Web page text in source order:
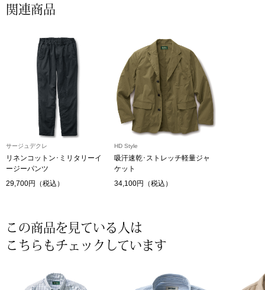
ランド
ベルト
靴下
関連商品
サージュデクレ
リネンコットン･ミリタリーイ
ージーパンツ
29,700円（税込）
HD Style
吸汗速乾･ストレッチ軽量ジャ
ケット
34,100円（税込）
この商品を見ている人は
こちらもチェックしています